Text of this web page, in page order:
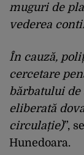
muguri de
vederea
În cauză,
cercetare
bărbatului de
eliberată
circulație)”,
Hunedoara.